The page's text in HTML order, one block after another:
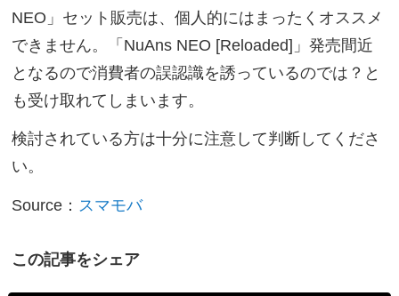
NEO」セット販売は、個人的にはまったくオススメ
できません。「NuAns NEO [Reloaded]」発売間近
となるので消費者の誤認識を誘っているのでは？と
も受け取れてしまいます。
検討されている方は十分に注意して判断してくださ
い。
Source： スマモバ
この記事をシェア